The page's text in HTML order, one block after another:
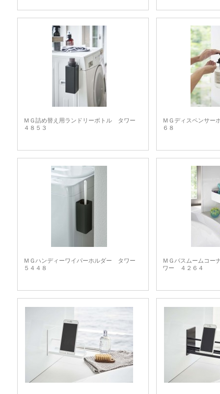
ＭＧ詰め替え用ランドリーボトル タワー
４８５３
ＭＧディスペンサ
６８
ＭＧハンディーワイパーホルダー タワー
５４４８
ＭＧバスムームコ
ワー ４２６４